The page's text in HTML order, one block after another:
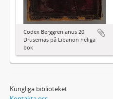
Codex Berggrenianus 20:
Drusernas på Libanon heliga
bok
Kungliga biblioteket